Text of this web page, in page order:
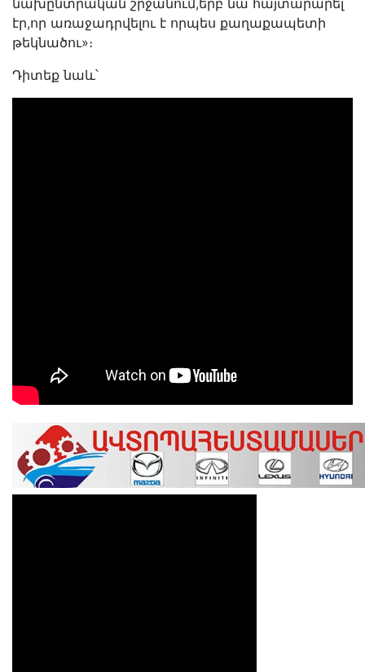
նախընտրական շրջանում,երբ նա հայտարարել
էր,որ առաջադրվելու է որպես քաղաքապետի
թեկնածու»։
Դիտեք նաև՝